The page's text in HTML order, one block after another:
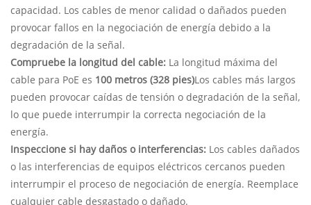
capacidad. Los cables de menor calidad o dañados pueden
provocar fallos en la negociación de energía debido a la
degradación de la señal.
Compruebe la longitud del cable: La longitud máxima del
cable para PoE es 100 metros (328 pies)Los cables más largos
pueden provocar caídas de tensión o degradación de la señal,
lo que puede interrumpir la correcta negociación de la
energía.
Inspeccione si hay daños o interferencias: Los cables dañados
o las interferencias de equipos eléctricos cercanos pueden
interrumpir el proceso de negociación de energía. Reemplace
cualquier cable desgastado o dañado.